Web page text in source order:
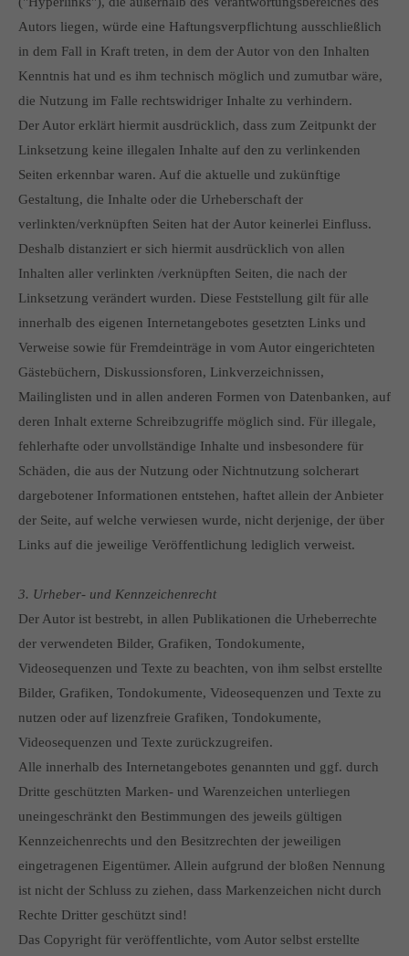
Autors liegen, würde eine Haftungsverpflichtung ausschließlich
in dem Fall in Kraft treten, in dem der Autor von den Inhalten
Kenntnis hat und es ihm technisch möglich und zumutbar wäre,
die Nutzung im Falle rechtswidriger Inhalte zu verhindern.
Der Autor erklärt hiermit ausdrücklich, dass zum Zeitpunkt der
Linksetzung keine illegalen Inhalte auf den zu verlinkenden
Seiten erkennbar waren. Auf die aktuelle und zukünftige
Gestaltung, die Inhalte oder die Urheberschaft der
verlinkten/verknüpften Seiten hat der Autor keinerlei Einfluss.
Deshalb distanziert er sich hiermit ausdrücklich von allen
Inhalten aller verlinkten /verknüpften Seiten, die nach der
Linksetzung verändert wurden. Diese Feststellung gilt für alle
innerhalb des eigenen Internetangebotes gesetzten Links und
Verweise sowie für Fremdeinträge in vom Autor eingerichteten
Gästebüchern, Diskussionsforen, Linkverzeichnissen,
Mailinglisten und in allen anderen Formen von Datenbanken, auf
deren Inhalt externe Schreibzugriffe möglich sind. Für illegale,
fehlerhafte oder unvollständige Inhalte und insbesondere für
Schäden, die aus der Nutzung oder Nichtnutzung solcherart
dargebotener Informationen entstehen, haftet allein der Anbieter
der Seite, auf welche verwiesen wurde, nicht derjenige, der über
Links auf die jeweilige Veröffentlichung lediglich verweist.
3. Urheber- und Kennzeichenrecht
Der Autor ist bestrebt, in allen Publikationen die Urheberrechte
der verwendeten Bilder, Grafiken, Tondokumente,
Videosequenzen und Texte zu beachten, von ihm selbst erstellte
Bilder, Grafiken, Tondokumente, Videosequenzen und Texte zu
nutzen oder auf lizenzfreie Grafiken, Tondokumente,
Videosequenzen und Texte zurückzugreifen.
Alle innerhalb des Internetangebotes genannten und ggf. durch
Dritte geschützten Marken- und Warenzeichen unterliegen
uneingeschränkt den Bestimmungen des jeweils gültigen
Kennzeichenrechts und den Besitzrechten der jeweiligen
eingetragenen Eigentümer. Allein aufgrund der bloßen Nennung
ist nicht der Schluss zu ziehen, dass Markenzeichen nicht durch
Rechte Dritter geschützt sind!
Das Copyright für veröffentlichte, vom Autor selbst erstellte